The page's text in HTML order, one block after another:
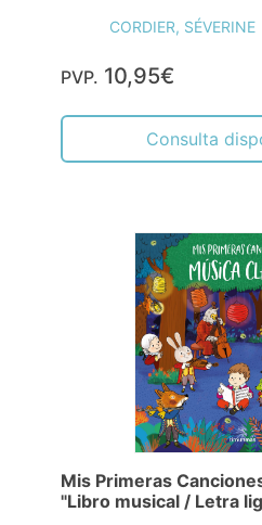
CORDIER, SÉVERINE
PVP. 10,95€
Consulta
Mis Primeras
"Libro musical / Letra